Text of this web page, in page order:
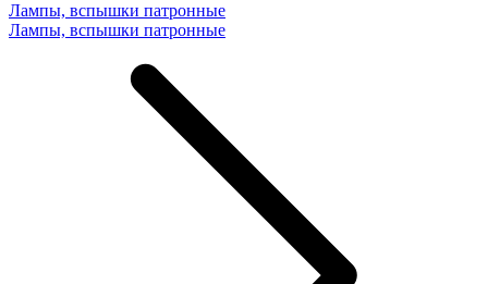
Лампы, вспышки патронные
Лампы, вспышки патронные